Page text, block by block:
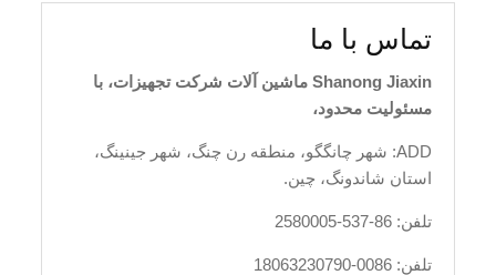
تماس با ما
Shanong Jiaxin ماشین آلات شرکت تجهیزات، با
مسئولیت محدود،
ADD: شهر چانگگو، منطقه رن چنگ، شهر جینینگ،
استان شاندونگ، چین.
تلفن: 86-537-2580005
تلفن: 0086-18063230790